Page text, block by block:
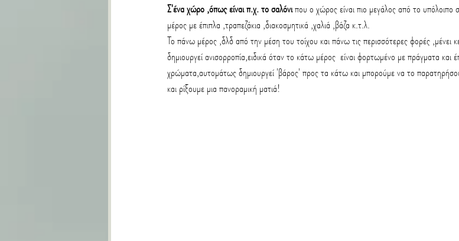
Σ'ένα χώρο ,όπως είναι π.χ. το σαλόνι που ο χώρος είναι πιο μεγάλος από το υπόλοιπο
μέρος με έπιπλα ,τραπεζάκια ,διακοσμητικά ,χαλιά ,βάζα κ.τ.λ.
Το πάνω μέρος ,δλδ από την μέση του τοίχου και πάνω τις περισσότερες φορές ,μένει
δημιουργεί ανισορροπία,ειδικά όταν το κάτω μέρος  είναι φορτωμένο με πράγματα και
χρώματα,αυτομάτως δημιουργεί 'βάρος' προς τα κάτω και μπορούμε να το
και ρίξουμε μια πανοραμική ματιά!